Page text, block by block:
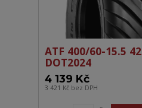
ATF 400/60-15.5
DOT2024
4 139 Kč
3 421 Kč bez DPH